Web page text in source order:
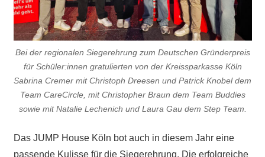
Bei der regionalen Siegerehrung zum Deutschen Gründerpreis
für Schüler:innen gratulierten von der Kreissparkasse Köln
Sabrina Cremer mit Christoph Dreesen und Patrick Knobel dem
Team CareCircle, mit Christopher Braun dem Team Buddies
sowie mit Natalie Lechenich und Laura Gau dem Step Team.
Das JUMP House Köln bot auch in diesem Jahr eine
passende Kulisse für die Siegerehrung. Die erfolgreiche